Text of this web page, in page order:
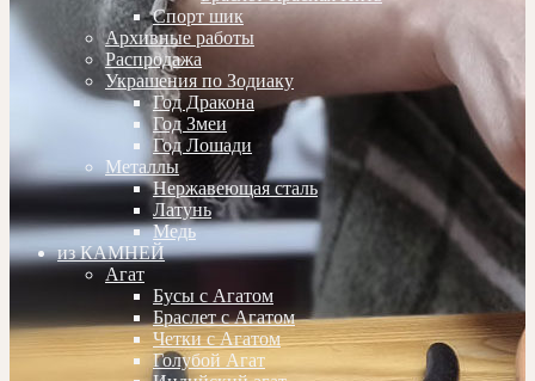
Спорт шик
Архивные работы
Распродажа
Украшения по Зодиаку
Год Дракона
Год Змеи
Год Лошади
Металлы
Нержавеющая сталь
Латунь
Медь
из КАМНЕЙ
Агат
Бусы с Агатом
Браслет с Агатом
Четки с Агатом
Голубой Агат